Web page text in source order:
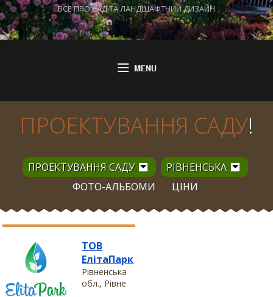
ВСЕ ПРО САД ТА ЛАНДШАФТНИЙ ДИЗАЙН
ПРОЕКТУВАННЯ САДУ!
ПРОЕКТУВАННЯ САДУ
РІВНЕНСЬКА
ФОТО-АЛЬБОМИ
ЦІНИ
ТОВ
ЕлітаПарк
Рівненська
обл., Рівне